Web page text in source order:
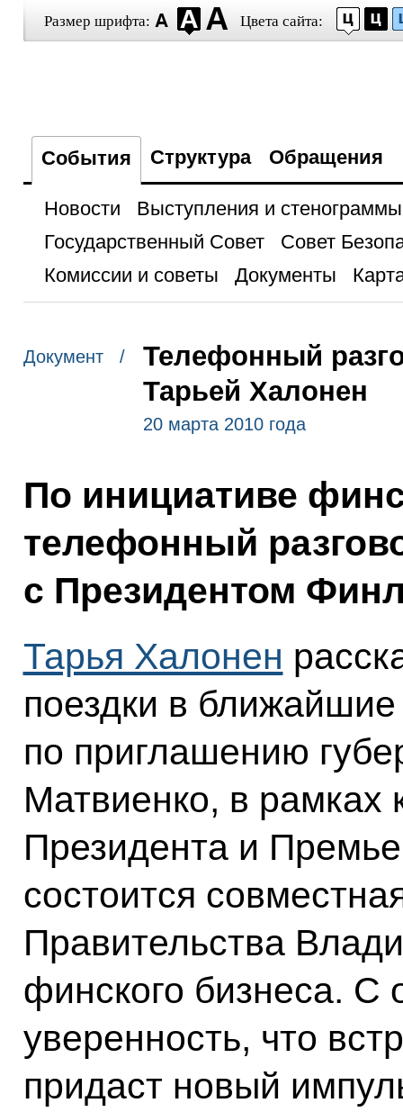
Размер шрифта: Цвета сайта:
События Структура Обращения
Новости
Выступления и стенограммы
Государственный Совет
Совет
Комиссии и советы
Документы
Документ /
Телефонный
Тарьей Халонен
20 марта 2010 года
По инициативе
телефонный
с Президентом
Тарья Халонен
поездки в
по приглашению
Матвиенко, в рамках
Президента и
состоится
Правительства
финского бизнеса. С
уверенность, что
придаст новый